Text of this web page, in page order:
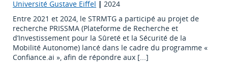
Université Gustave Eiffel | 2024
Entre 2021 et 2024, le STRMTG a participé au projet de
recherche PRISSMA (Plateforme de Recherche et
d’Investissement pour la Sûreté et la Sécurité de la
Mobilité Autonome) lancé dans le cadre du programme «
Confiance.ai », afin de répondre aux [...]